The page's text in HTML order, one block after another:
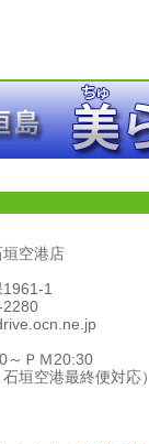
空港店
1
2280
～ＰＭ20:30
垣空港最終便対応）